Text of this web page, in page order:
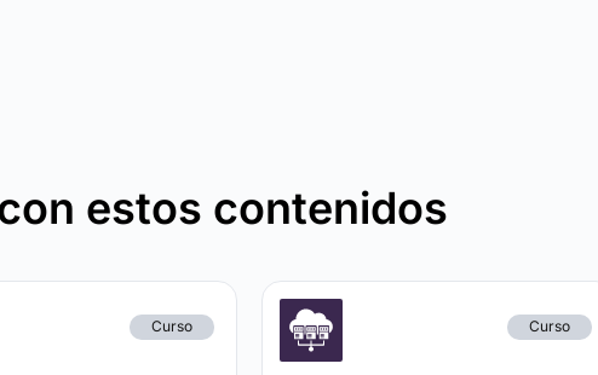
estos contenidos
Curso Curso